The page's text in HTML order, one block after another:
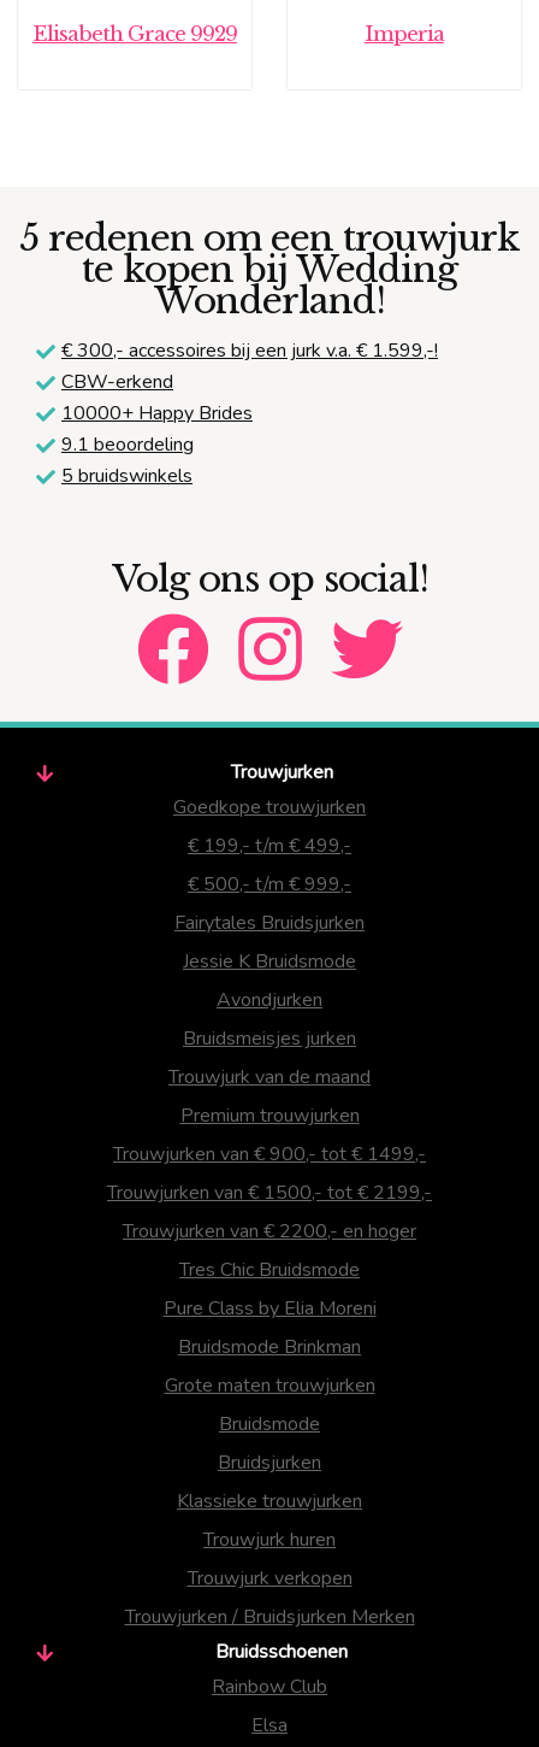
Elisabeth Grace 9929 Imperia
5 redenen om een trouwjurk
te kopen bij Wedding
Wonderland!
€ 300,- accessoires bij een jurk v.a. € 1.599,-!
CBW-erkend
10000+ Happy Brides
9.1 beoordeling
5 bruidswinkels
Volg ons op social!
Trouwjurken
Goedkope trouwjurken
€ 199,- t/m € 499,-
€ 500,- t/m € 999,-
Fairytales Bruidsjurken
Jessie K Bruidsmode
Avondjurken
Bruidsmeisjes jurken
Trouwjurk van de maand
Premium trouwjurken
Trouwjurken van € 900,- tot € 1499,-
Trouwjurken van € 1500,- tot € 2199,-
Trouwjurken van € 2200,- en hoger
Tres Chic Bruidsmode
Pure Class by Elia Moreni
Bruidsmode Brinkman
Grote maten trouwjurken
Bruidsmode
Bruidsjurken
Klassieke trouwjurken
Trouwjurk huren
Trouwjurk verkopen
Trouwjurken / Bruidsjurken Merken
Bruidsschoenen
Rainbow Club
Elsa